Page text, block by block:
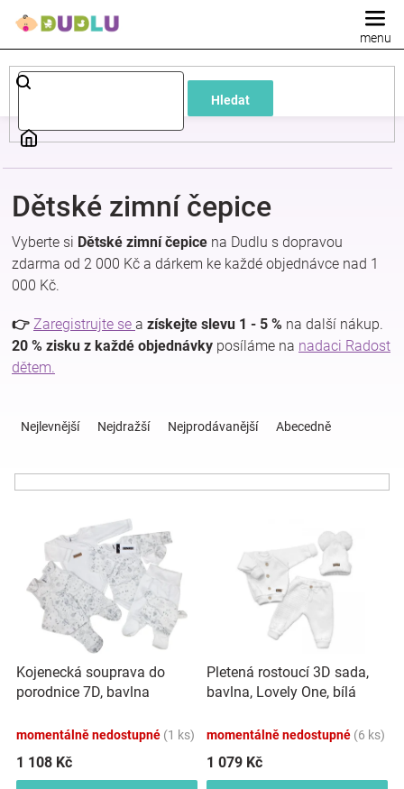
Hledat
Dětské
a
kojenecké
oblečení
Pokojíček
kojenecká
a
zábava
pro
Těhotenské
oblečení
Novinky
Dětské zimní čepice
Vyberte si Dětské zimní čepice na Dudlu s dopravou
zdarma od 2 000 Kč a dárkem ke každé objednávce nad 1
000 Kč.
👉 Zaregistrujte se a získejte slevu 1 - 5 % na další nákup.
20 % zisku z každé objednávky posíláme na nadaci Radost
dětem.
ů
Nejlevnější Nejdražší Nejprodávanější Abecedně
o
d
u
t
ů
Kojenecká souprava do
porodnice 7D, bavlna
momentálně nedostupné (1 ks)
1 108 Kč
Pletená rostoucí 3D sada,
bavlna, Lovely One, bílá
momentálně nedostupné (6 ks)
1 079 Kč